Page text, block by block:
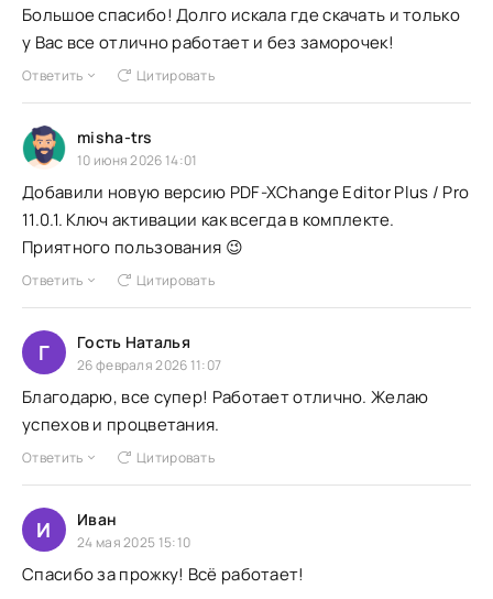
Большое спасибо! Долго искала где скачать и только
у Вас все отлично работает и без заморочек!
Ответить Цитировать
misha-trs
10 июня 2026 14:01
Добавили новую версию PDF-XChange Editor Plus / Pro
11.0.1. Ключ активации как всегда в комплекте.
Приятного пользования 😉
Ответить Цитировать
Г Гость Наталья
26 февраля 2026 11:07
Благодарю, все супер! Работает отлично. Желаю
успехов и процветания.
Ответить Цитировать
И Иван
24 мая 2025 15:10
Спасибо за прожку! Всё работает!